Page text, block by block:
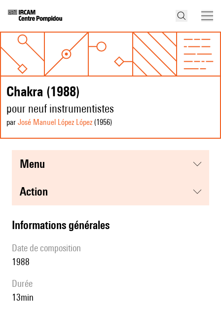
Chakra (1988)
pour neuf instrumentistes
par José Manuel López López (1956)
menu
action
informations générales
date de composition
1988
durée
13min